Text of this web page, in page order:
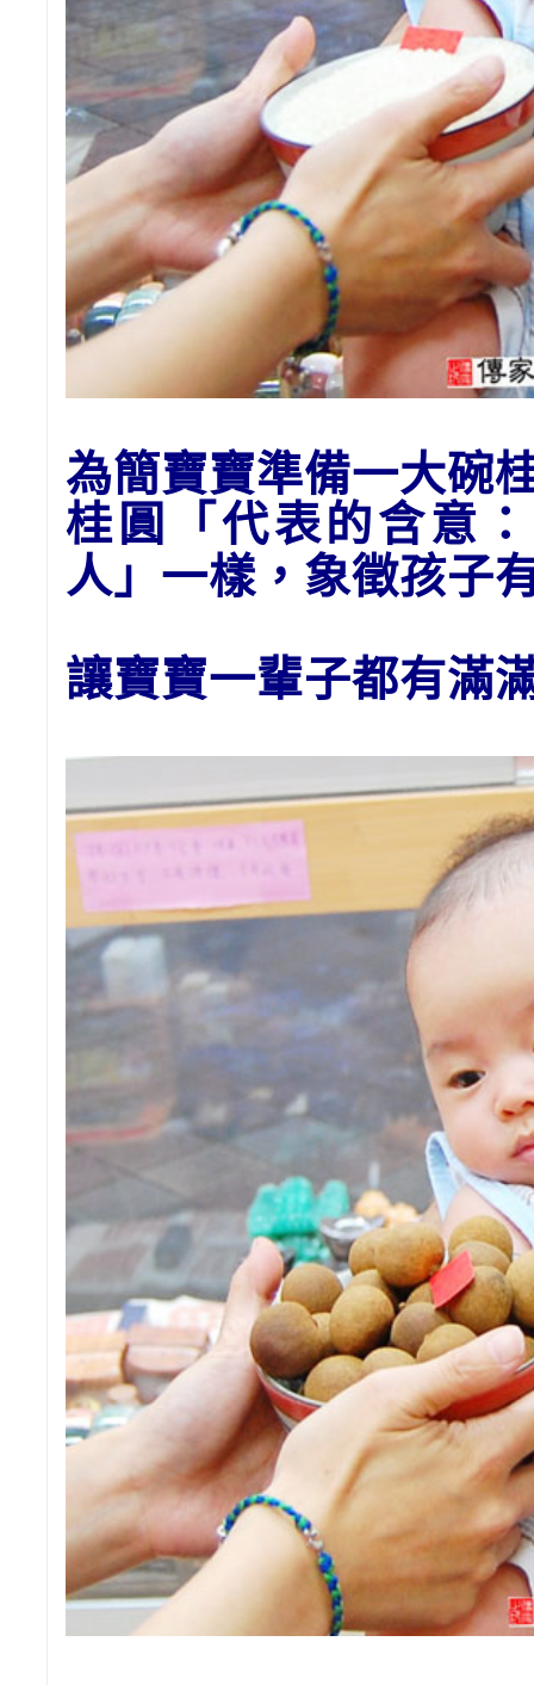
為簡寶寶準備一大碗
桂圓「代表的含意
人」一樣，象徵孩子
讓寶寶一輩子都有滿